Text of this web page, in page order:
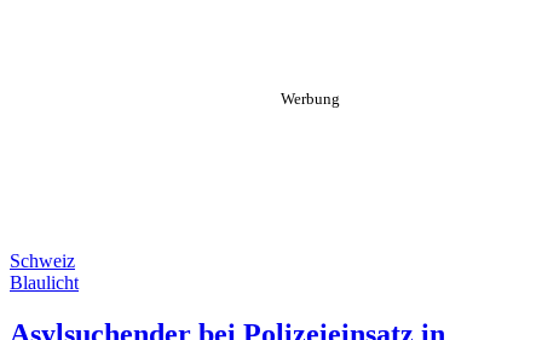
Schweiz
Blaulicht